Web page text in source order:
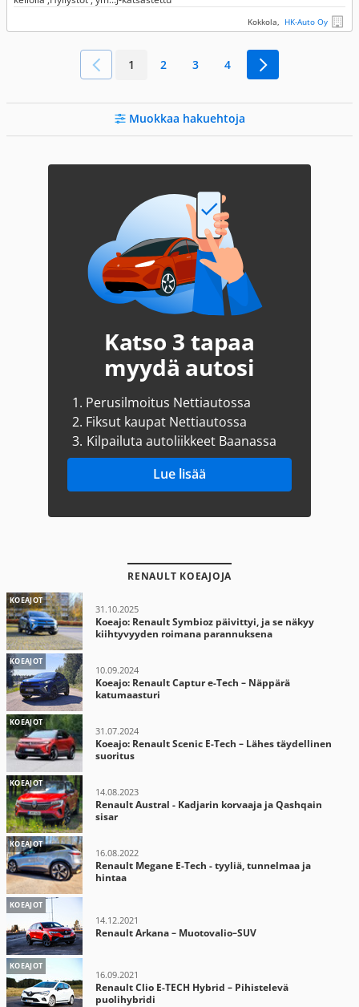
Kokkola, HK-Auto Oy
1 2 3 4
Muokkaa hakuehtoja
Katso 3 tapaa
myydä autosi
1. Perusilmoitus Nettiautossa
2. Fiksut kaupat Nettiautossa
3. Kilpailuta autoliikkeet Baanassa
Lue lisää
RENAULT KOEAJOJA
KOEAJOT
31.10.2025
Koeajo: Renault Symbioz päivittyi, ja se näkyy
kiihtyvyyden roimana parannuksena
KOEAJOT
10.09.2024
Koeajo: Renault Captur e-Tech – Näppärä
katumaasturi
KOEAJOT
31.07.2024
Koeajo: Renault Scenic E-Tech – Lähes täydellinen
suoritus
KOEAJOT
14.08.2023
Renault Austral - Kadjarin korvaaja ja Qashqain
sisar
KOEAJOT
16.08.2022
Renault Megane E-Tech - tyyliä, tunnelmaa ja
hintaa
KOEAJOT
14.12.2021
Renault Arkana – Muotovalio–SUV
KOEAJOT
16.09.2021
Renault Clio E-TECH Hybrid – Pihistelevä
puolihybridi